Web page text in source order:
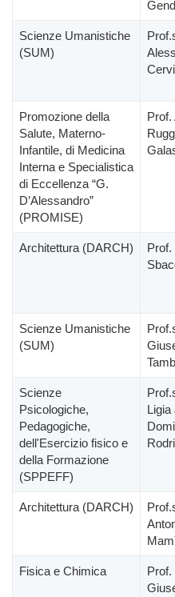
Scienze Umanistiche
(SUM)
Promozione della
Salute, Materno-
Infantile, di Medicina
Interna e Specialistica
di Eccellenza “G.
D’Alessandro”
(PROMISE)
Prof.
Architettura (DARCH)
Prof.
Scienze Umanistiche
(SUM)
Scienze
Psicologiche,
Pedagogiche,
dell'Esercizio fisico e
della Formazione
(SPPEFF)
Ligia
Architettura (DARCH)
Fisica e Chimica
Prof.